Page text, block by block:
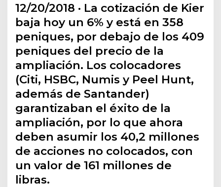
12/20/2018 · La cotización de Kier
baja hoy un 6% y está en 358
peniques, por debajo de los 409
peniques del precio de la
ampliación. Los colocadores
(Citi, HSBC, Numis y Peel Hunt,
además de Santander)
garantizaban el éxito de la
ampliación, por lo que ahora
deben asumir los 40,2 millones
de acciones no colocados, con
un valor de 161 millones de
libras.